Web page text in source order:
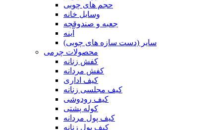
حجم های چوبی
وسایل خانه
جعبه و صندوقچه
آینه
سایر (دست سازه های چوبی)
محصولات چرمی
کفش زنانه
کفش مردانه
کیف اداری
کیف مجلسی زنانه
کیف رودوشی
کوله پشتی
کیف پول مردانه
کیف پول زنانه